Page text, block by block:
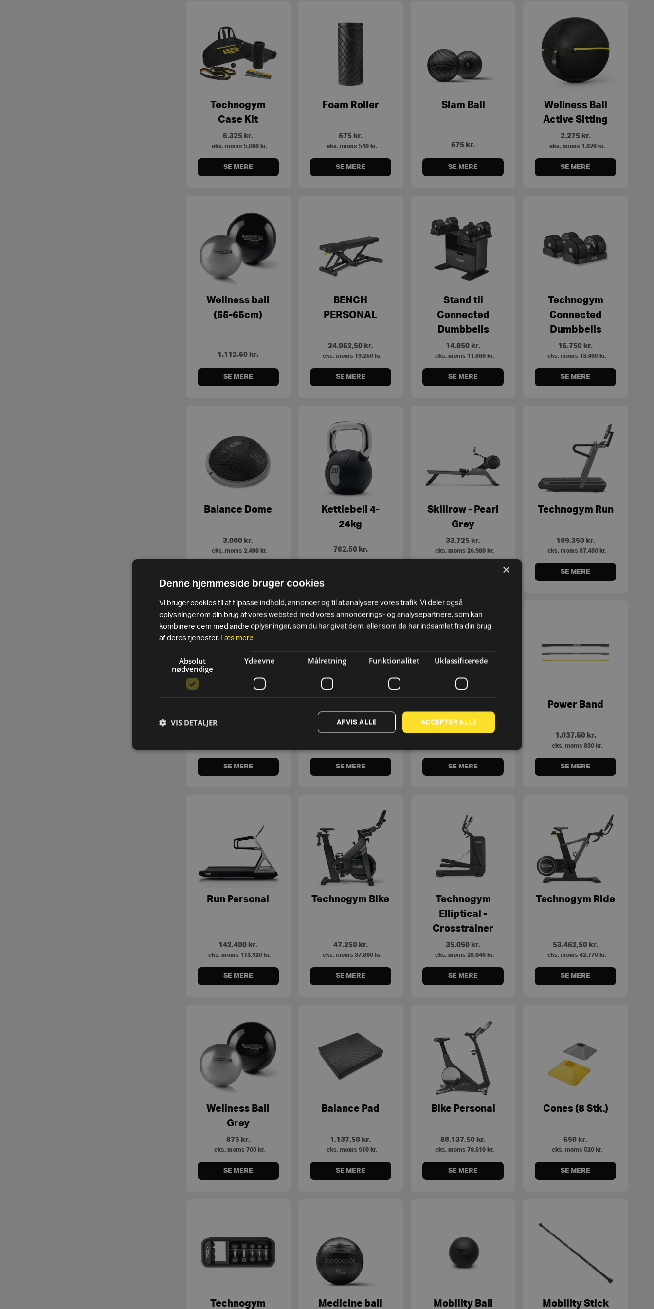
Technogym
Case Kit
6.325 kr.
eks. moms5.060 kr.
SE MERE
Foam Roller
675 kr.
eks. moms540 kr.
SE MERE
Slam Ball
675 kr.
SE MERE
Wellness Ball
Active Sitting
2.275 kr.
eks. moms 1.820 kr.
SE MERE
Wellness ball
(55-65cm)
1.112,50 kr.
SE MERE
BENCH
PERSONAL
24.062,50 kr.
eks. moms 19.250 kr.
SE MERE
Stand til
Connected
Dumbbells
14.850 kr.
eks. moms 11.880 kr.
SE MERE
Technogym
Connected
Dumbbells
16.750 kr.
eks. moms 13.400 kr.
SE MERE
Balance Dome
3.000 kr.
eks. moms2.400 kr.
Kettlebell 4-
24kg
762,50 kr.
Skillrow - Pearl
Grey
33.725 kr.
eks. moms26.980 kr.
Technogym Run
109.350 kr.
eks. moms87.480 kr.
SE MERE
Sling Trainer
SE MERE
1.062,50kr.
SE MERE
925kr.
SE MERE
Power Band
1.037,50 kr.
eks. moms 830 kr.
SE MERE
Run Personal
142.400 kr.
eks. moms 113.920 kr.
SE MERE
Technogym Bike
47.250 kr.
eks. moms 37.800 kr.
SE MERE
Technogym
Elliptical -
Crosstrainer
35.050 kr.
eks. moms28.040 kr.
SE MERE
Technogym Ride
53.462,50 kr.
eks. moms42.770 kr.
SE MERE
Wellness Ball
Grey
875 kr.
eks. moms700 kr.
SE MERE
Balance Pad
1.137,50 kr.
eks. moms910 kr.
SE MERE
Bike Personal
88.137,50 kr.
eks. moms70.510 kr.
SE MERE
Cones (8 Stk.)
650 kr.
eks. moms 520 kr.
SE MERE
Technogym Medicine ball Mobility Ball Mobility Stick
×
Denne hjemmeside bruger cookies
Vi bruger cookies til at tilpasse indhold, annoncer og til at analysere vores trafik. Vi deler også
oplysninger om din brug af vores websted med vores annoncerings- og analysepartnere, som kan
kombinere dem med andre oplysninger, som du har givet dem, eller som de har indsamlet fra din brug
af deres tjenester.
Læs mere
Absolut
nødvendige
Ydeevne Målretning Funktionalitet Uklassificerede
ACCEPTER ALLE
AFVIS ALLE
VIS DETALJER